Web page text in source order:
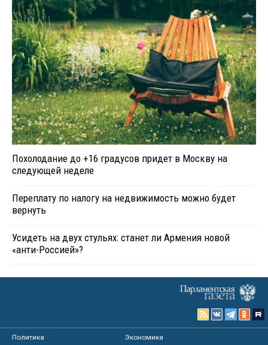
Похолодание до +16 градусов придет в Москву на
следующей неделе
Переплату по налогу на недвижимость можно будет
вернуть
Усидеть на двух стульях: станет ли Армения новой
«анти-Россией»?
Политика
Экономика